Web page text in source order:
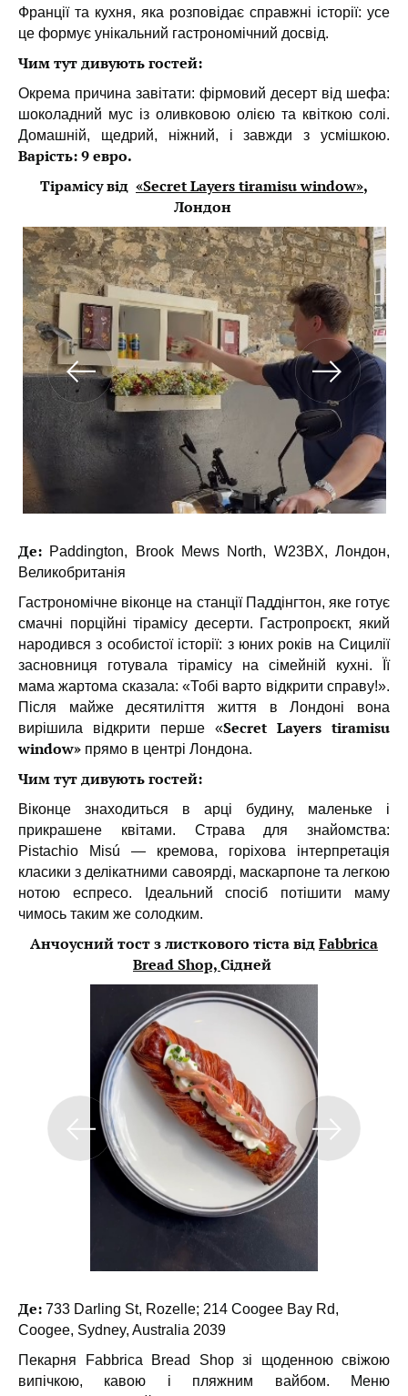
Франції та кухня, яка розповідає справжні історії: усе
це формує унікальний гастрономічний досвід.
Чим тут дивують гостей:
Окрема причина завітати: фірмовий десерт від шефа:
шоколадний мус із оливковою олією та квіткою солі.
Домашній, щедрий, ніжний, і завжди з усмішкою.
Варість: 9 евро.
Тірамісу від «Secret Layers tiramisu window»,
Лондон
Де: Paddington, Brook Mews North, W23BX, Лондон,
Великобританія
Гастрономічне віконце на станції Паддінгтон, яке готує
смачні порційні тірамісу десерти. Гастропроєкт, який
народився з особистої історії: з юних років на Сицилії
засновниця готувала тірамісу на сімейній кухні. Її
мама жартома сказала: «Тобі варто відкрити справу!».
Після майже десятиліття життя в Лондоні вона
вирішила відкрити перше «Secret Layers tiramisu
window» прямо в центрі Лондона.
Чим тут дивують гостей:
Віконце знаходиться в арці будину, маленьке і
прикрашене квітами. Страва для знайомства:
Pistachio Misú — кремова, горіхова інтерпретація
класики з делікатними савоярді, маскарпоне та легкою
нотою еспресо. Ідеальний спосіб потішити маму
чимось таким же солодким.
Анчоусний тост з листкового тіста відFabbrica
Bread Shop,Сідней
Де: 733 Darling St, Rozelle; 214 Coogee Bay Rd,
Coogee, Sydney, Australia 2039
Пекарня Fabbrica Bread Shop зі щоденною свіжою
випічкою, кавою і пляжним вайбом. Меню